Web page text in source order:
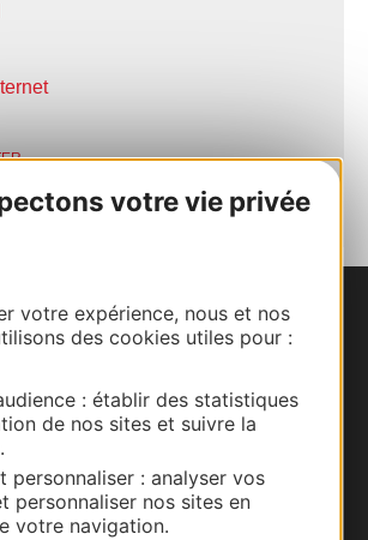
votre vie privée
votre expérience, nous et nos
des cookies utiles pour :
: établir des statistiques
de nos sites et suivre la
personnaliser : analyser vos
personnaliser nos sites en
votre navigation.